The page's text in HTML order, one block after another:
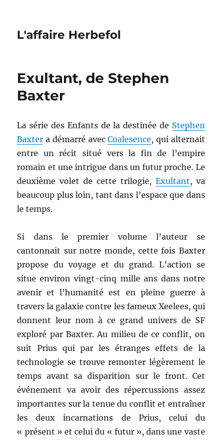
L'affaire Herbefol
Exultant, de Stephen
Baxter
La série des Enfants de la destinée de Stephen
Baxter a démarré avecCoalesence, qui alternait
entre un récit situé vers la fin de l’empire
romain et une intrigue dans un futur proche. Le
deuxième volet de cette trilogie, Exultant, va
beaucoup plus loin, tant dans l’espace que dans
le temps.
Si dans le premier volume l’auteur se
cantonnait sur notre monde, cette fois Baxter
propose du voyage et du grand. L’action se
situe environ vingt-cinq mille ans dans notre
avenir et l’humanité est en pleine guerre à
travers la galaxie contre les fameux Xeelees, qui
donnent leur nom à ce grand univers de SF
exploré par Baxter. Au milieu de ce conflit, on
suit Prius qui par les étranges effets de la
technologie se trouve remonter légèrement le
temps avant sa disparition sur le front. Cet
événement va avoir des répercussions assez
importantes sur la tenue du conflit et entraîner
les deux incarnations de Prius, celui du
« présent » et celui du « futur », dans une vaste